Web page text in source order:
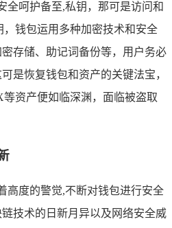
全呵护备至,私钥，那可是访问和
钱包运用多种加密技术和安全
存储、助记词备份等，用户务必
是恢复钱包和资产的关键法宝，
资产便如临深渊，面临被盗取
高度的警觉,不断对钱包进行安全
技术的日新月异以及网络安全威